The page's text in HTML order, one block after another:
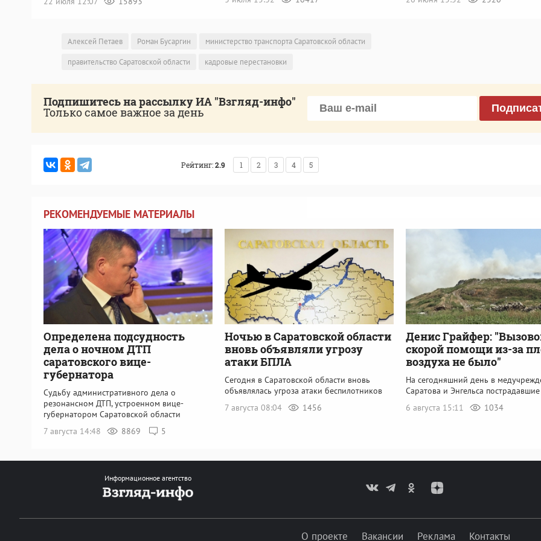
Алексей Петаев Роман Бусаргин
министерство транспорта Саратовской области
правительство Саратовской области
кадровые перестановки
Подпишитесь на рассылку ИА "Взгляд-инфо"
Только самое важное за день
Рейтинг:2.9 1 2 3 4 5
РЕКОМЕНДУЕМЫЕ МАТЕРИАЛЫ
Определена подсудность
дела о ночном ДТП
саратовского вице-
губернатора
Судьбу административного дела о
резонансном ДТП, устроенном вице-
губернатором Саратовской области
7 августа 14:48
8869 5
Ночью в Саратовской области
вновь объявляли угрозу
атаки БПЛА
Сегодня в Саратовской области вновь
объявлялась угроза атаки беспилотников
7 августа 08:04
1456
Денис Грайфер:
скорой помощи из-за
воздуха не было"
На сегодняшний день в
Саратова и Энгельса
6 августа 15:11
1034
Информационное агентство
О проекте Вакансии Реклама Контакты